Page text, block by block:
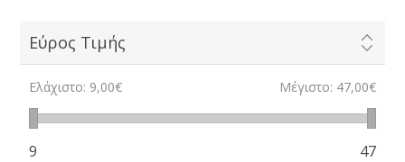
Εύρος Τιμής
Ελάχιστο: 9,00€ Μέγιστο: 47,00€
9 47